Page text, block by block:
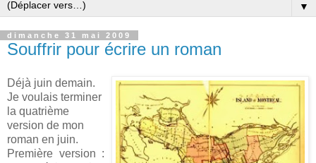
▼
dimanche 31 mai 2009
Souffrir pour écrire un roman
Déjà juin demain.
Je voulais terminer
la quatrième
version de mon
roman en juin.
Première version :